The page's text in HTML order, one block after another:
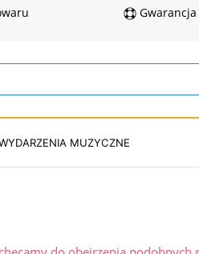
MUZYCZNE